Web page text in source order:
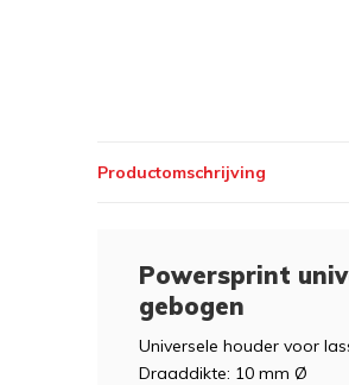
Productomschrijving
Powersprint
gebogen
Universele houder voor
Draaddikte: 10 mm Ø